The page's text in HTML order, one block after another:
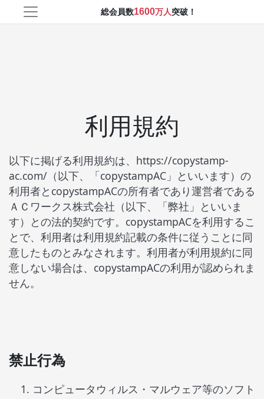
総会員数1600万人突破！
利用規約
以下に掲げる利用規約は、https://copystamp-
ac.com/（以下、「copystampAC」といいます）の
利用者と copystampACの所有者であり運営者である
ＡＣワークス株式会社（以下、「弊社」といいま
す）との法的契約です。 copystampACを利用するこ
とで、利用者は利用規約記載の条件に従うことに同
意したものとみなされます。利用者が利用規約に同
意しない場合は、 copystampACの利用が認められま
せん。
禁止行為
コンピュータウィルス・マルウェア等のソフト